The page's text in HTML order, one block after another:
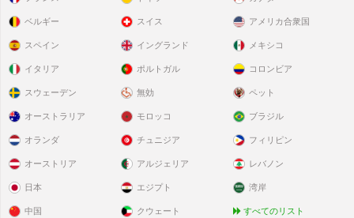
ベルギー
スペイン
イタリア
スウェーデン
スイス
イングランド
ポルトガル
無効
アメリカ合衆国
メキシコ
コロンビア
ペット
オーストラリア
オランダ
オーストリア
日本
中国
モロッコ
チュニジア
アルジェリア
エジプト
クウェート
ブラジル
フィリピン
レバノン
湾岸
すべてのリスト